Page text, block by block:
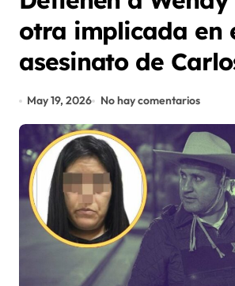
otra implicada en
asesinato de
May 19, 2026 No hay comentarios